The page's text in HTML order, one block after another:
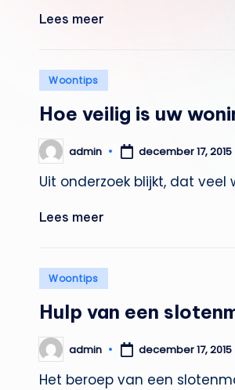
Lees meer
Geplaatst
Woontips
Hoe veilig is uw
Geplaatst
door
admin december 17, 2015
Uit onderzoek blijkt, dat
Lees meer
Geplaatst
Woontips
Hulp van een
Geplaatst
door
admin december 17, 2015
Het beroep van een